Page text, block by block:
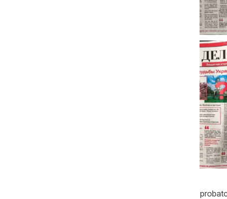
Oamenii legii au ridicat toate materialele